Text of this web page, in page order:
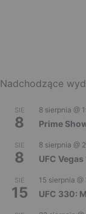
Nadchodzące
SIE
8
8 sierpnia @
Prime
SIE
8
8 sierpnia @
UFC
SIE
15
15 sierpnia
UFC 330: